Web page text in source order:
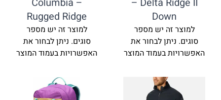
זה יש מספר
לבחור את
בעמוד המוצר
Rugged Ridge
למוצר זה יש מספר
סוגים. ניתן לבחור את
האפשרויות בעמוד המוצר